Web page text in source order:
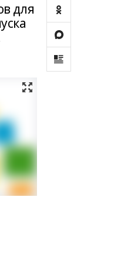
для